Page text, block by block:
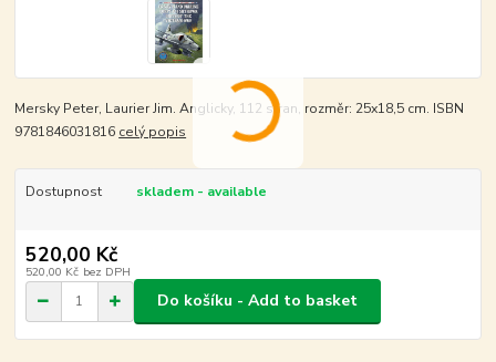
Mersky Peter, Laurier Jim. Anglicky, 112 stran, rozměr: 25x18,5 cm. ISBN
9781846031816 celý popis
Dostupnost skladem - available
520,00 Kč
520,00 Kč bez DPH
Do košíku - Add to basket